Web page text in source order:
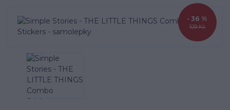
109 Kč
- 36 %